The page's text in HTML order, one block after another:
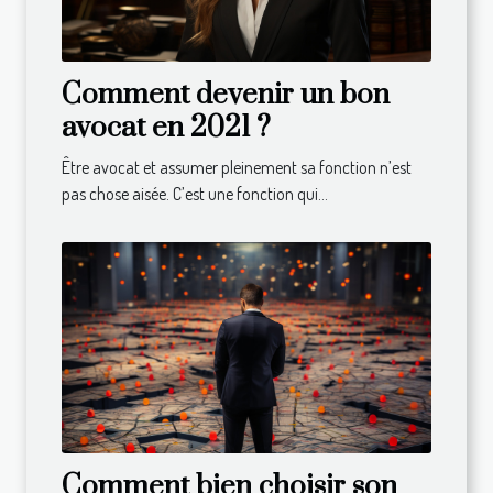
Comment devenir un bon
avocat en 2021 ?
Être avocat et assumer pleinement sa fonction n’est
pas chose aisée. C’est une fonction qui...